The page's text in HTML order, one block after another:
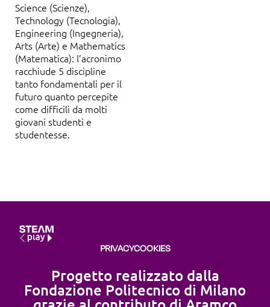
Science (Scienze),
Technology (Tecnologia),
Engineering (Ingegneria),
Arts (Arte) e Mathematics
(Matematica): l’acronimo
racchiude 5 discipline
tanto fondamentali per il
futuro quanto percepite
come difficili da molti
giovani studenti e
studentesse.
PRIVACYCOOKIES
Progetto realizzato dalla
Fondazione Politecnico di Milano